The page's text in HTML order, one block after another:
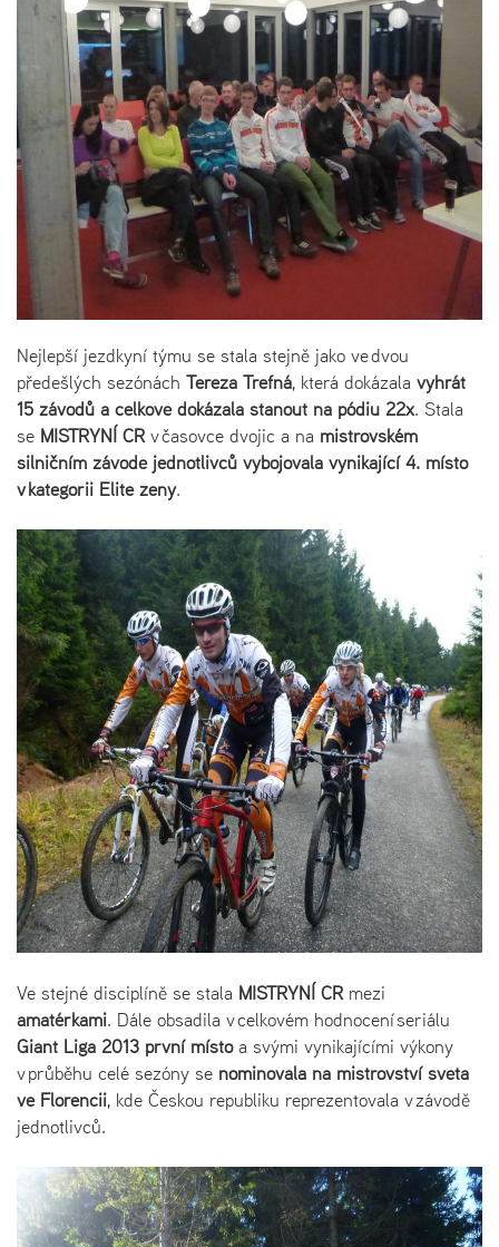
Nejlepší jezdkyní týmu se stala stejně jako ve dvou
předešlých sezónách Tereza Trefná, která dokázala vyhrát
15 závodů a celkově dokázala stanout na pódiu 22x. Stala
se MISTRYNÍ ČRv časovce dvojic a na mistrovském
silničním závodě jednotlivců vybojovala vynikající4. místo
v kategorii Elite ženy.
Ve stejné disciplíně se stala MISTRYNÍ ČR mezi
amatérkami. Dále obsadila v celkovém hodnocení seriálu
Giant Liga 2013 první místoa svými vynikajícími výkony
v průběhu celé sezóny se nominovala na mistrovství světa
ve Florencii, kde Českou republiku reprezentovala v závodě
jednotlivců.